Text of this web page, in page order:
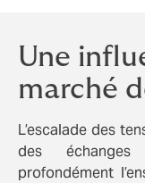
Une
marché
L’escalade des
des
profondément